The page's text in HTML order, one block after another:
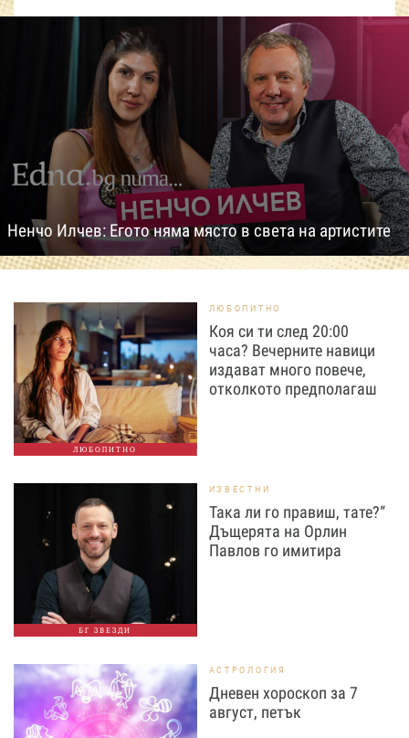
Ненчо Илчев: Егото няма място в света на артистите
ЛЮБОПИТНО
ЛЮБОПИТНО
Коя си ти след 20:00
часа? Вечерните навици
издават много повече,
отколкото предполагаш
БГ ЗВЕЗДИ
ИЗВЕСТНИ
Така ли го правиш, тате?“
Дъщерята на Орлин
Павлов го имитира
АСТРОЛОГИЯ
Дневен хороскоп за 7
август, петък